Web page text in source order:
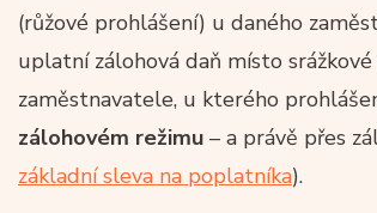
(růžové prohlášení) u daného
uplatní zálohová daň místo
zaměstnavatele, u kterého
zálohovém režimu – a právě přes
základní sleva na poplatníka).